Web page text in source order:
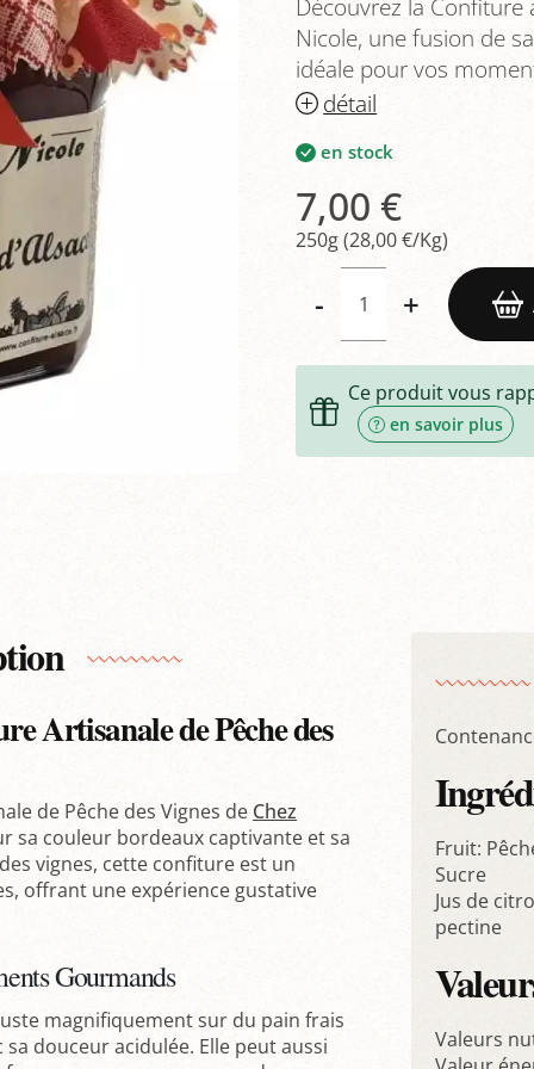
Nicole, une fusion de
idéale pour vos
détail
en stock
7,00 €
250g (28,00 €/Kg)
- +
Ce produit vous
en savoir plus
Artisanale de Pêche des
de Pêche des Vignes de Chez
sa couleur bordeaux captivante et sa
vignes, cette confiture est un
offrant une expérience gustative
Gourmands
magnifiquement sur du pain frais
douceur acidulée. Elle peut aussi
Fruit:
Sucre
Jus de
pectine
Valeurs